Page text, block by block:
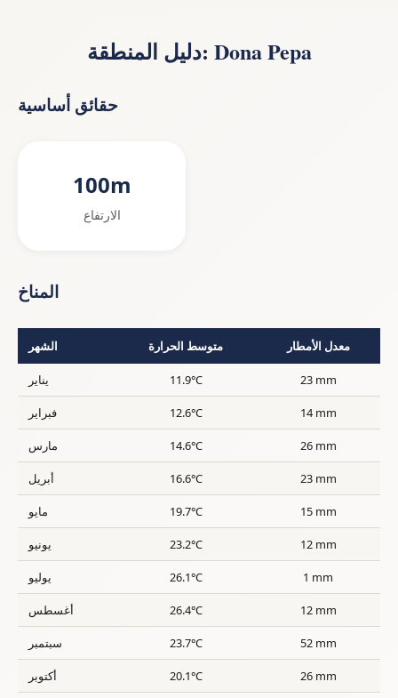
دليل المنطقة: Dona Pepa
حقائق أساسية
100m
الارتفاع
المناخ
الشهر متوسط الحرارة معدل الأمطار
يناير 11.9°C 23 mm
فبراير 12.6°C 14 mm
مارس 14.6°C 26 mm
أبريل 16.6°C 23 mm
مايو 19.7°C 15 mm
يونيو 23.2°C 12 mm
يوليو 26.1°C 1 mm
أغسطس 26.4°C 12 mm
سبتمبر 23.7°C 52 mm
أكتوبر 20.1°C 26 mm